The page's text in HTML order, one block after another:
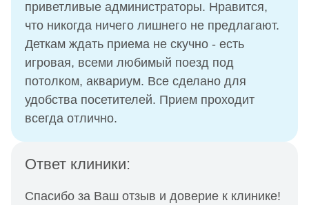
приветливые администраторы. Нравится,
что никогда ничего лишнего не предлагают.
Деткам ждать приема не скучно - есть
игровая, всеми любимый поезд под
потолком, аквариум. Все сделано для
удобства посетителей. Прием проходит
всегда отлично.
Ответ клиники:
Спасибо за Ваш отзыв и доверие к клинике!